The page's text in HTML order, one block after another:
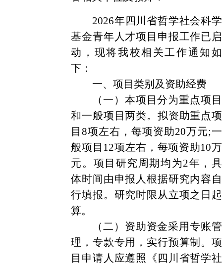
2026年四川省哲学社会科学
基金青年人才项目申报工作已启
动，现将我校相关工作通知如
下：
一、项目类别及资助经费
（一）本项目分为重点项目
和一般项目两类。拟资助重点项
目8项左右，每项资助20万元;一
般项目12项左右，每项资助10万
元。项目研究周期均为2年，具
体时间由申报人根据研究内容自
行填报。研究时限从立项之日起
算。
（二）资助资金采用专账管
理，专款专用，实行预算制。项
目申请人应遵照《四川省哲学社